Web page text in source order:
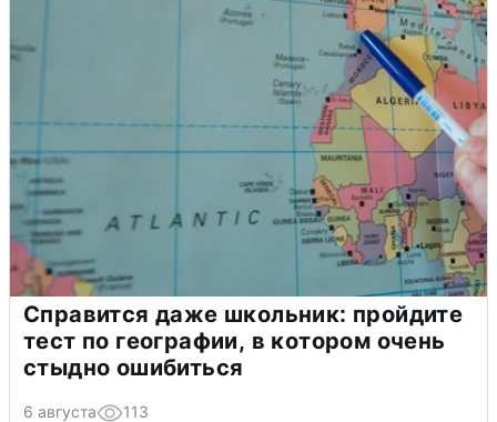
Справится даже школьник: пройдите
тест по географии, в котором очень
стыдно ошибиться
6 августа 113